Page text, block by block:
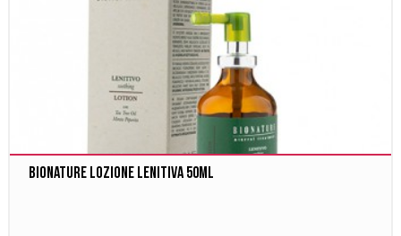
Bionature Lozione Lenitiva 50ml